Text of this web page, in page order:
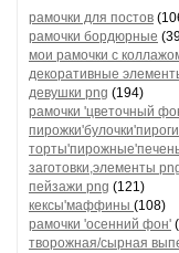
рамочки для постов
рамочки бордюрные
мои рамочки с
декоративные
девушки png (194)
рамочки 'цветочный
пирожки'булочки'пироги
заготовки,элементы
пейзажи png (121)
кексы'маффины (108)
рамочки 'осенний фон'
творожная/сырная